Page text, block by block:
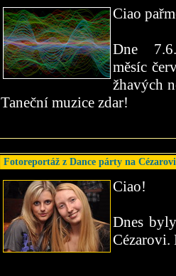
Ciao
Dne
měsíc
žhavých
Taneční muzice zdar!
Fotoreportáž z Dance párty na Cézarovi
Ciao!
Dnes
Cézarovi.